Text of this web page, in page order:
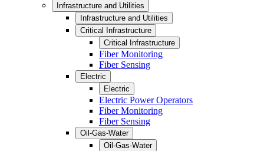
Infrastructure and Utilities
Infrastructure and Utilities
Critical Infrastructure
Critical Infrastructure
Fiber Monitoring
Fiber Sensing
Electric
Electric
Electric Power Operators
Fiber Monitoring
Fiber Sensing
Oil-Gas-Water
Oil-Gas-Water